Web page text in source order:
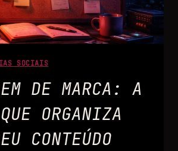
SOCIAIS
DE MARCA: A
ORGANIZA
CONTEÚDO